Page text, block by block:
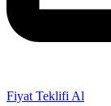
Fiyat Teklifi Al